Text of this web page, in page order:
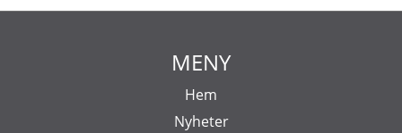
MENY
Hem
Nyheter